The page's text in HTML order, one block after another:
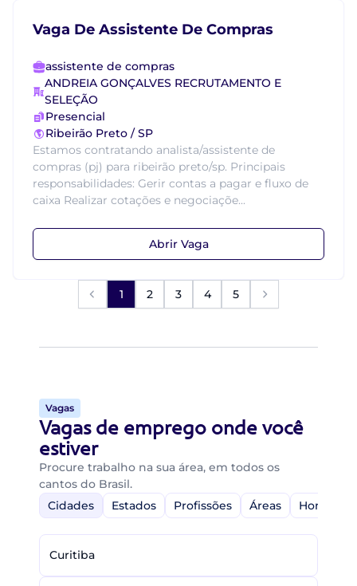
Vaga De Assistente De Compras
assistente de compras
ANDREIA GONÇALVES RECRUTAMENTO E
SELEÇÃO
Presencial
Ribeirão Preto / SP
Estamos contratando analista/assistente de
compras (pj) para ribeirão preto/sp. Principais
responsabilidades: Gerir contas a pagar e fluxo de
caixa Realizar cotações e negociaçõe...
Abrir Vaga
1 2 3 4 5
Vagas
Vagas de emprego onde você
estiver
Procure trabalho na sua área, em todos os
cantos do Brasil.
Cidades
Estados Profissões Áreas Home-
Curitiba